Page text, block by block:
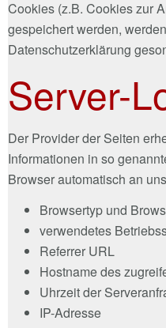
Cookies (z.B. Cookies zur
gespeichert werden,
Datenschutzerklärung
Server-
Der Provider der Seiten
Informationen in so
Browser automatisch an
Browsertyp und
verwendetes
Referrer URL
Hostname des
Uhrzeit der
IP-Adresse